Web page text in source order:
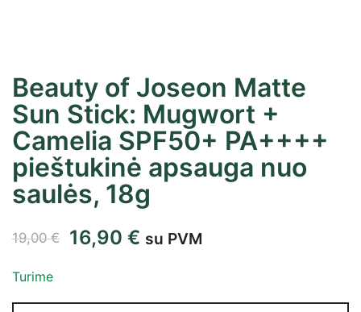
Beauty of Joseon Matte
Sun Stick: Mugwort +
Camelia SPF50+ PA++++
pieštukinė apsauga nuo
saulės, 18g
19,00€ 16,90 € su PVM
Turime